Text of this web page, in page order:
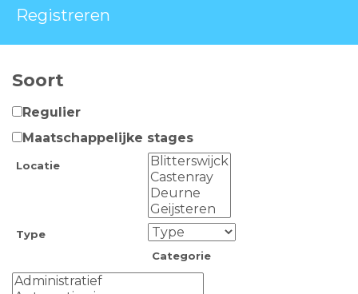
Projecten
Over Match
Ervaringsplek
Contact
Registreren
Soort
Regulier
Maatschappelijke stages
Locatie
Type
Categorie